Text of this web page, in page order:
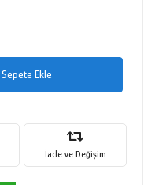
Sepete Ekle
İade ve Değişim